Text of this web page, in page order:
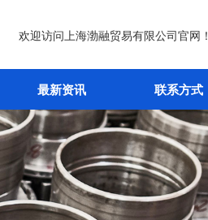
欢迎访问上海渤融贸易有限公司官网！
最新资讯 联系方式